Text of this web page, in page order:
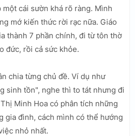
một cái sườn khá rõ ràng. Mình
mớ kiến thức rời rạc nữa. Giáo
thành 7 phần chính, đi từ tôn thờ
đức, rồi cả sức khỏe.
chia từng chủ đề. Ví dụ như
sinh tồn", nghe thì to tát nhưng đi
Minh Hoa có phân tích những
gia đình, cách mình có thể hướng
nhỏ nhất.